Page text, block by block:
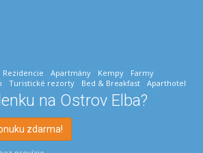
Rezidencie Apartmány Kempy
Farmy
Turistické rezorty Bed & Breakfast Aparthotel
na Ostrov Elba?
zdarma!